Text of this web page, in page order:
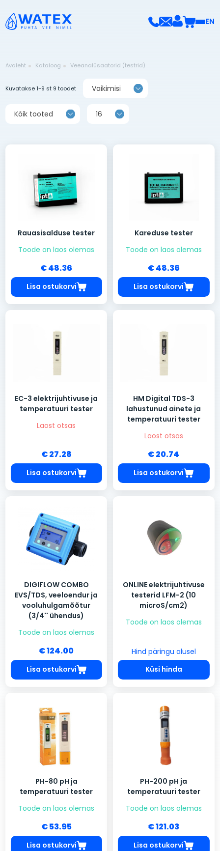
EN
Avaleht Kataloog Veeanalüsaatorid (testrid)
Kuvatakse 1-9 st 9 toodet Vaikimisi
Kõik tooted 16
Rauasisalduse tester
Toode on laos olemas
€ 48.36
Lisa ostukorvi
Kareduse tester
Toode on laos olemas
€ 48.36
Lisa ostukorvi
EC-3 elektrijuhtivuse ja
temperatuuri tester
Laost otsas
€ 27.28
Lisa ostukorvi
HM Digital TDS-3
lahustunud ainete ja
temperatuuri tester
Laost otsas
€ 20.74
Lisa ostukorvi
DIGIFLOW COMBO
EVS/TDS, veeloendur ja
vooluhulgamõõtur
(3/4'' ühendus)
Toode on laos olemas
€ 124.00
Lisa ostukorvi
ONLINE elektrijuhtivuse
testerid LFM-2 (10
microS/cm2)
Toode on laos olemas
Hind päringu alusel
Küsi hinda
PH-80 pH ja
temperatuuri tester
Toode on laos olemas
€ 53.95
Lisa ostukorvi
PH-200 pH ja
temperatuuri tester
Toode on laos olemas
€ 121.03
Lisa ostukorvi